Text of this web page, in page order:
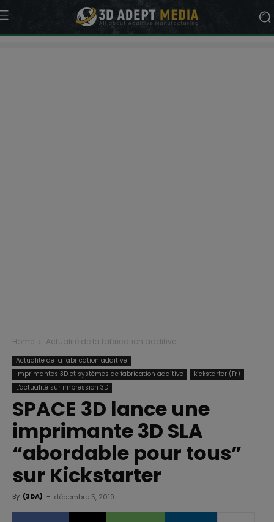
Home Actualité de la fabrication additive
Actualité de la fabrication additive
Imprimantes 3D et systèmes de fabrication additive
kickstarter (Fr)
L'actualité sur impression 3D
SPACE 3D lance une
imprimante 3D SLA
“abordable pour tous”
sur Kickstarter
By (3DA) - décembre 5, 2019